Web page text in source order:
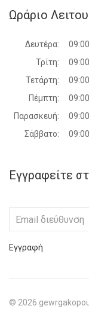
Ωράριο
Δευτέρα:
Τρίτη:
Τετάρτη:
Πέμπτη:
Παρασκευή:
Σάββατο:
Εγγραφείτε
Εγγραφή
© 2026